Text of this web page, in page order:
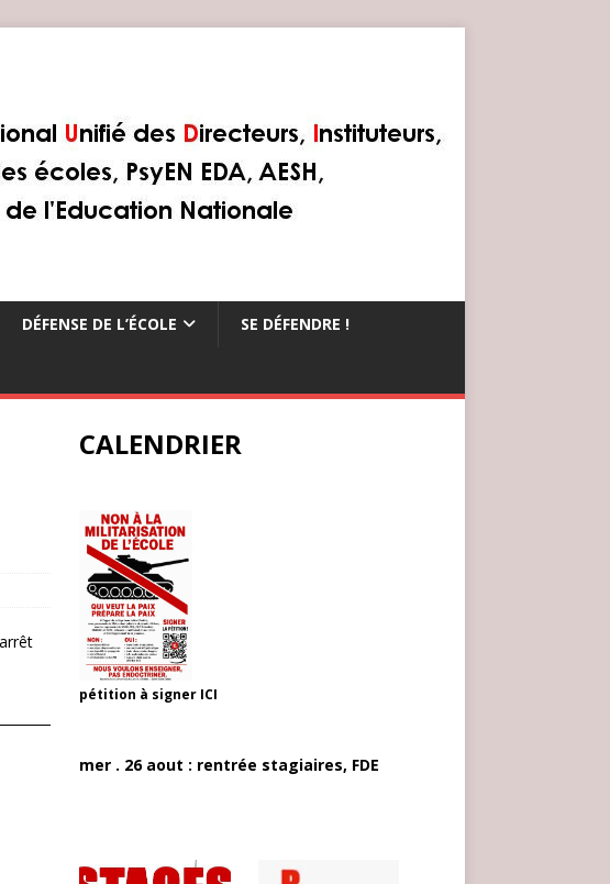
DÉFENSE DE L’ÉCOLE SE DÉFENDRE !
CALENDRIER
pétition à signer ICI
mer . 26 aout : rentrée stagiaires, FDE